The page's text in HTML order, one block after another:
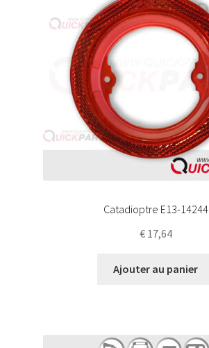
Catadioptre E13-14244
€17,64
Ajouter au panier